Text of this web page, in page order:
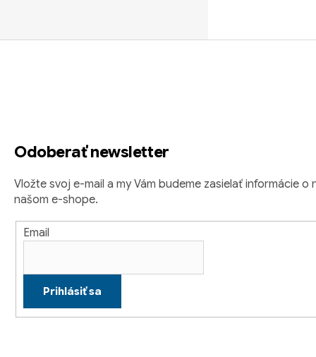
á
v
y
s
Odoberať newsletter
Vložte svoj e-mail a my Vám budeme zasielať informácie
našom e-shope.
Email
Prihlásiť sa